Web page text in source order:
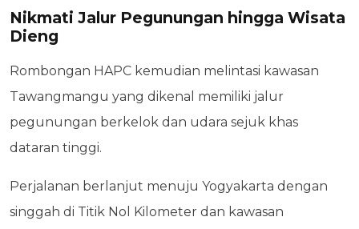
Nikmati Jalur Pegunungan hingga Wisata
Dieng
Rombongan HAPC kemudian melintasi kawasan
Tawangmangu yang dikenal memiliki jalur
pegunungan berkelok dan udara sejuk khas
dataran tinggi.
Perjalanan berlanjut menuju Yogyakarta dengan
singgah di Titik Nol Kilometer dan kawasan